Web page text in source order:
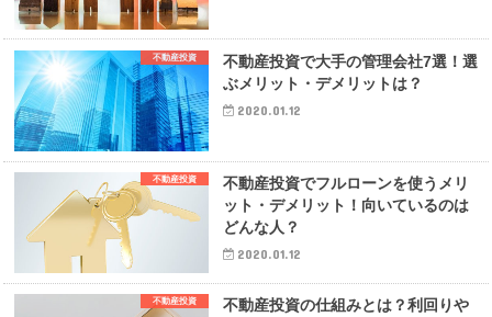
不動産投資
不動産投資で大手の管理会社7選！選
ぶメリット・デメリットは？
2020.01.12
不動産投資
不動産投資でフルローンを使うメリ
ット・デメリット！向いているのは
どんな人？
2020.01.12
不動産投資
不動産投資の仕組みとは？利回りや